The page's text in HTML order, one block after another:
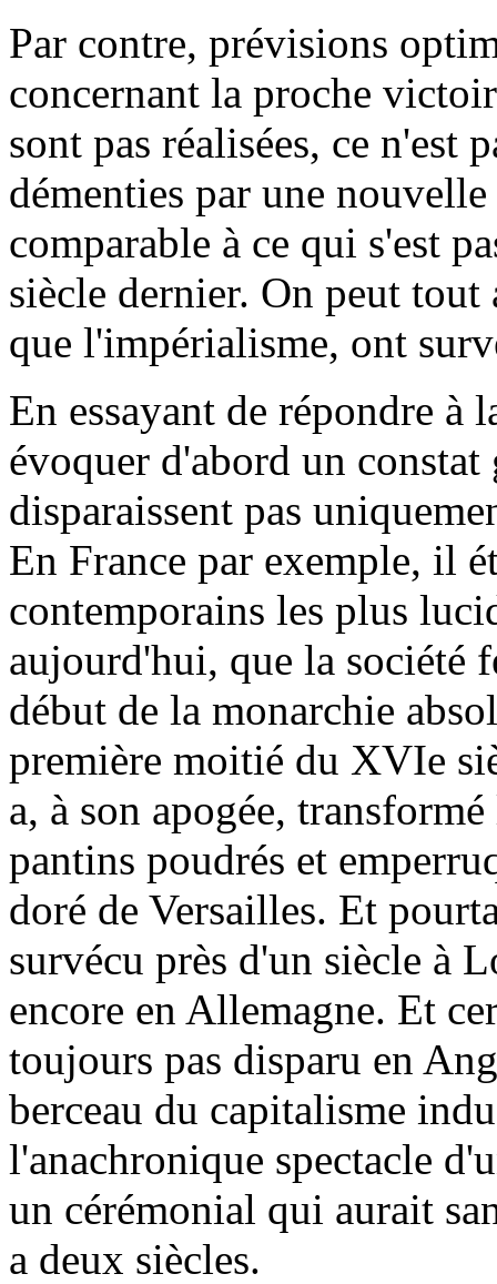
Par contre, prévisions
concernant la proche
sont pas réalisées, ce n'est
démenties par une
comparable à ce qui s'est
siècle dernier. On peut
que l'impérialisme, ont
En essayant de répondre
évoquer d'abord un
disparaissent pas
En France par exemple, il
contemporains les plus
aujourd'hui, que la société
début de la monarchie
première moitié du XVIe
a, à son apogée,
pantins poudrés et
doré de Versailles. Et
survécu près d'un siècle à
encore en Allemagne. Et
toujours pas disparu en
berceau du capitalisme
l'anachronique spectacle
un cérémonial qui aurait
a deux siècles.